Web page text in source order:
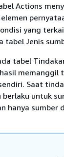
Actions
elemen
yang
tabel Jenis
tabel
memanggil
Saat
untuk
hanya